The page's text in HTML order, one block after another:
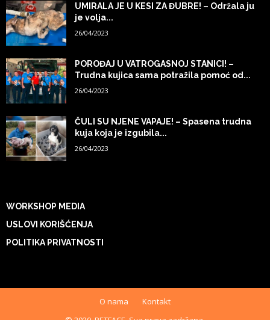
UMIRALA JE U KESI ZA ĐUBRE! – Održala ju
je volja...
26/04/2023
POROĐAJ U VATROGASNOJ STANICI! –
Trudna kujica sama potražila pomoć od...
26/04/2023
ČULI SU NJENE VAPAJE! – Spasena trudna
kuja koja je izgubila...
26/04/2023
WORKSHOP MEDIA
USLOVI KORIŠĆENJA
POLITIKA PRIVATNOSTI
O nama
Kontakt